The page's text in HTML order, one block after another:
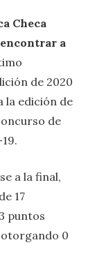
Checa
a
de 2020
la edición de
de
a la final,
17
puntos
0